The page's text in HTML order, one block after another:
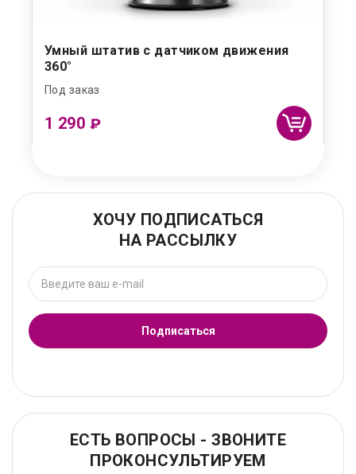
Умный штатив с датчиком движения
360°
Под заказ
1 290 ₽
ХОЧУ ПОДПИСАТЬСЯ
НА РАССЫЛКУ
Подписаться
ЕСТЬ ВОПРОСЫ - ЗВОНИТЕ
ПРОКОНСУЛЬТИРУЕМ